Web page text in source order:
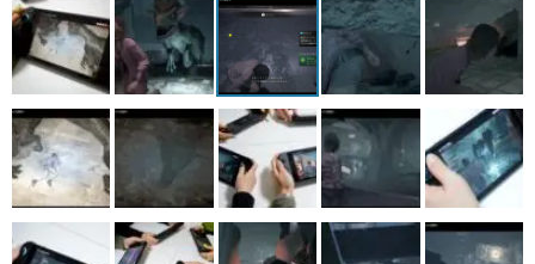
電ファミニコゲーマーとは？
運営：株式会社マレ